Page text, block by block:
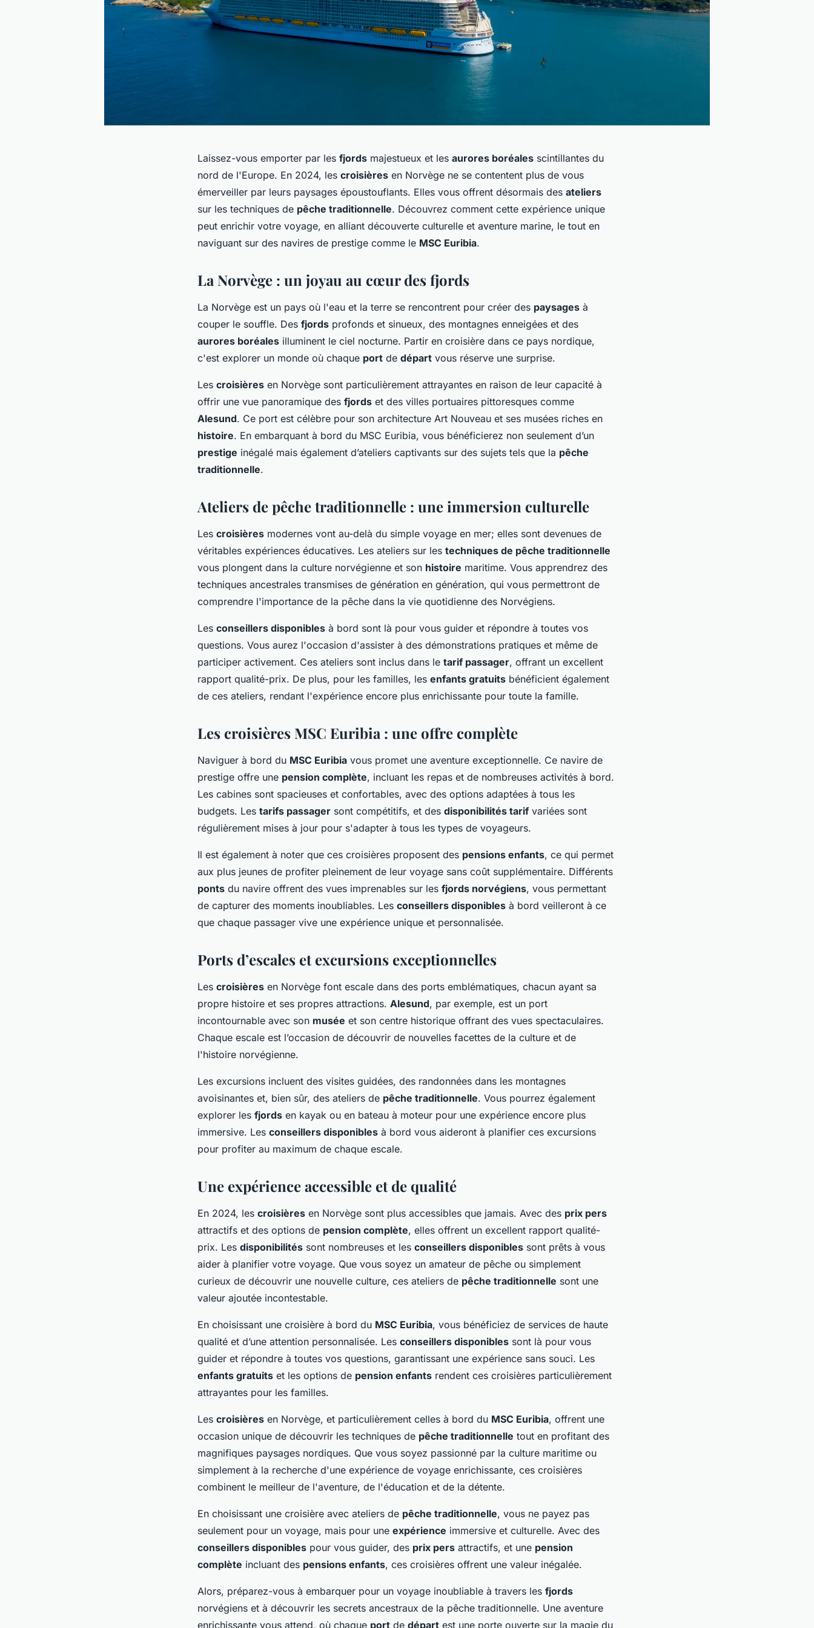
Laissez-vous emporter par les fjords majestueux et les aurores boréales scintillantes du
nord de l'Europe. En 2024, les croisières en Norvège ne se contentent plus de vous
émerveiller par leurs paysages époustouflants. Elles vous offrent désormais des ateliers
sur les techniques de pêche traditionnelle. Découvrez comment cette expérience unique
peut enrichir votre voyage, en alliant découverte culturelle et aventure marine, le tout en
naviguant sur des navires de prestige comme le MSC Euribia.
La Norvège : un joyau au cœur des fjords
La Norvège est un pays où l'eau et la terre se rencontrent pour créer des paysages à
couper le souffle. Des fjords profonds et sinueux, des montagnes enneigées et des
aurores boréales illuminent le ciel nocturne. Partir en croisière dans ce pays nordique,
c'est explorer un monde où chaque port de départ vous réserve une surprise.
Les croisières en Norvège sont particulièrement attrayantes en raison de leur capacité à
offrir une vue panoramique des fjords et des villes portuaires pittoresques comme
Alesund. Ce port est célèbre pour son architecture Art Nouveau et ses musées riches en
histoire. En embarquant à bord du MSC Euribia, vous bénéficierez non seulement d’un
prestige inégalé mais également d’ateliers captivants sur des sujets tels que la pêche
traditionnelle.
Ateliers de pêche traditionnelle : une immersion culturelle
Les croisières modernes vont au-delà du simple voyage en mer; elles sont devenues de
véritables expériences éducatives. Les ateliers sur les techniques de pêche traditionnelle
vous plongent dans la culture norvégienne et son histoire maritime. Vous apprendrez des
techniques ancestrales transmises de génération en génération, qui vous permettront de
comprendre l'importance de la pêche dans la vie quotidienne des Norvégiens.
Les conseillers disponibles à bord sont là pour vous guider et répondre à toutes vos
questions. Vous aurez l'occasion d'assister à des démonstrations pratiques et même de
participer activement. Ces ateliers sont inclus dans le tarif passager, offrant un excellent
rapport qualité-prix. De plus, pour les familles, les enfants gratuits bénéficient également
de ces ateliers, rendant l'expérience encore plus enrichissante pour toute la famille.
Les croisières MSC Euribia : une offre complète
Naviguer à bord du MSC Euribia vous promet une aventure exceptionnelle. Ce navire de
prestige offre une pension complète, incluant les repas et de nombreuses activités à bord.
Les cabines sont spacieuses et confortables, avec des options adaptées à tous les
budgets. Les tarifs passager sont compétitifs, et des disponibilités tarifvariées sont
régulièrement mises à jour pour s'adapter à tous les types de voyageurs.
Il est également à noter que ces croisières proposent des pensions enfants, ce qui permet
aux plus jeunes de profiter pleinement de leur voyage sans coût supplémentaire. Différents
ponts du navire offrent des vues imprenables sur les fjords norvégiens, vous permettant
de capturer des moments inoubliables. Les conseillers disponibles à bord veilleront à ce
que chaque passager vive une expérience unique et personnalisée.
Ports d’escales et excursions exceptionnelles
Les croisières en Norvège font escale dans des ports emblématiques, chacun ayant sa
propre histoire et ses propres attractions. Alesund, par exemple, est un port
incontournable avec son musée et son centre historique offrant des vues spectaculaires.
Chaque escale est l’occasion de découvrir de nouvelles facettes de la culture et de
l'histoire norvégienne.
Les excursions incluent des visites guidées, des randonnées dans les montagnes
avoisinantes et, bien sûr, des ateliers de pêche traditionnelle. Vous pourrez également
explorer les fjords en kayak ou en bateau à moteur pour une expérience encore plus
immersive. Les conseillers disponibles à bord vous aideront à planifier ces excursions
pour profiter au maximum de chaque escale.
Une expérience accessible et de qualité
En 2024, les croisières en Norvège sont plus accessibles que jamais. Avec des prix pers
attractifs et des options de pension complète, elles offrent un excellent rapport qualité-
prix. Les disponibilités sont nombreuses et les conseillers disponibles sont prêts à vous
aider à planifier votre voyage. Que vous soyez un amateur de pêche ou simplement
curieux de découvrir une nouvelle culture, ces ateliers de pêche traditionnelle sont une
valeur ajoutée incontestable.
En choisissant une croisière à bord du MSC Euribia, vous bénéficiez de services de haute
qualité et d’une attention personnalisée. Les conseillers disponibles sont là pour vous
guider et répondre à toutes vos questions, garantissant une expérience sans souci. Les
enfants gratuits et les options de pension enfants rendent ces croisières particulièrement
attrayantes pour les familles.
Les croisières en Norvège, et particulièrement celles à bord du MSC Euribia, offrent une
occasion unique de découvrir les techniques de pêche traditionnelle tout en profitant des
magnifiques paysages nordiques. Que vous soyez passionné par la culture maritime ou
simplement à la recherche d'une expérience de voyage enrichissante, ces croisières
combinent le meilleur de l'aventure, de l'éducation et de la détente.
En choisissant une croisière avec ateliers de pêche traditionnelle, vous ne payez pas
seulement pour un voyage, mais pour une expérience immersive et culturelle. Avec des
conseillers disponibles pour vous guider, des prix pers attractifs, et une pension
complète incluant des pensions enfants, ces croisières offrent une valeur inégalée.
Alors, préparez-vous à embarquer pour un voyage inoubliable à travers les fjords
norvégiens et à découvrir les secrets ancestraux de la pêche traditionnelle. Une aventure
enrichissante vous attend, où chaque port de départ est une porte ouverte sur la magie du